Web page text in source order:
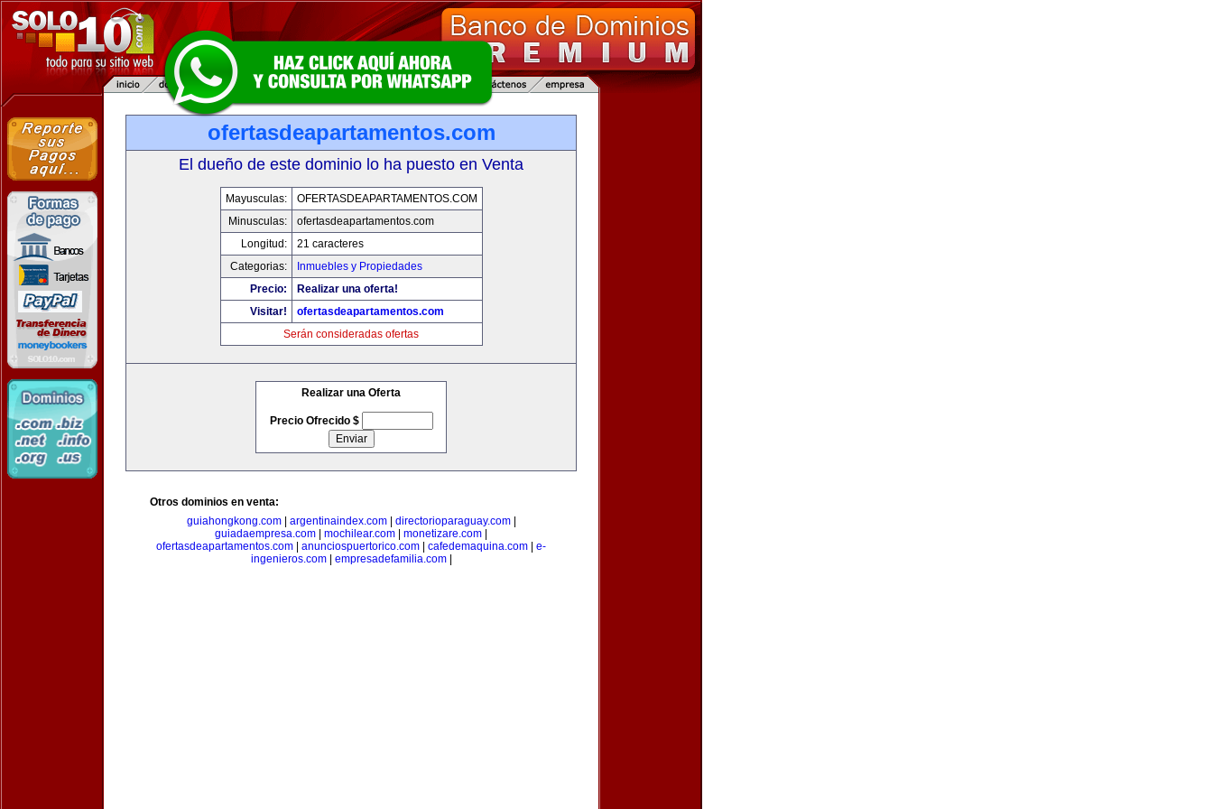
ofertasdeapartamentos.com
El dueño de este dominio lo ha puesto en Venta
Mayusculas:
OFERTASDEAPARTAMENTOS.COM
Minusculas:
ofertasdeapartamentos.com
Longitud:
21 caracteres
Categorias:
Inmuebles y Propiedades
Precio:
Realizar una oferta!
Visitar!
ofertasdeapartamentos.com
Serán consideradas ofertas
Realizar una Oferta
Precio Ofrecido $
Otros dominios en venta:
guiahongkong.com| argentinaindex.com| directorioparaguay.com|
guiadaempresa.com
mochilear.com monetizare.com
ofertasdeapartamentos.com
anunciospuertorico.com cafedemaquina.com
e-
ingenieros.com| empresadefamilia.com|